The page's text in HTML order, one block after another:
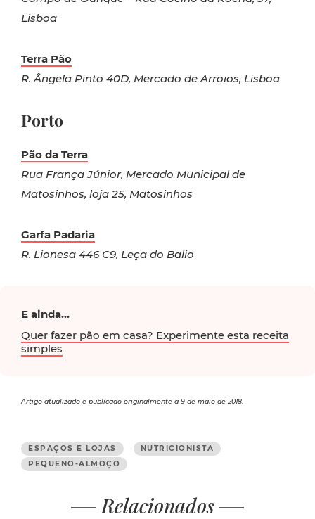
Lisboa
Terra Pão
R. Ângela Pinto 40D, Mercado de Arroios, Lisboa
Porto
Pão da Terra
Rua França Júnior, Mercado Municipal de
Matosinhos, loja 25, Matosinhos
Garfa Padaria
R. Lionesa 446 C9, Leça do Balio
E ainda...
Quer fazer pão em casa? Experimente esta receita
simples
Artigo atualizado e publicado originalmente a 9 de maio de 2018.
ESPAÇOS E LOJAS
NUTRICIONISTA
PEQUENO-ALMOÇO
Relacionados